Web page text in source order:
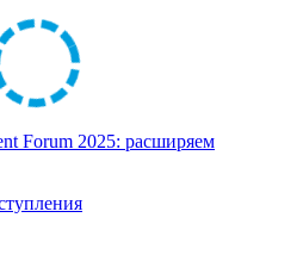
Forum 2025: расширяем